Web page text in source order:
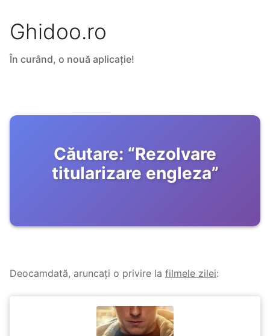
Ghidoo.ro
În curând, o nouă aplicație!
Căutare: “Rezolvare
titularizare engleza”
Deocamdată, aruncați o privire la filmele zilei: